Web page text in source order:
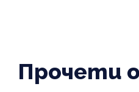
Прочети